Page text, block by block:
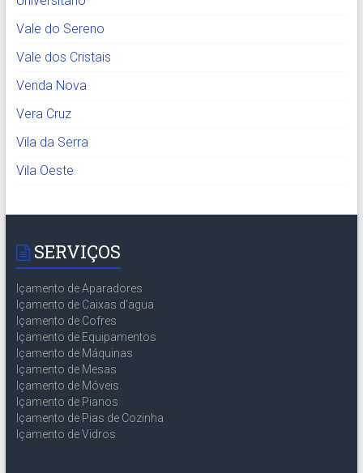
Vale do Sereno
Vale dos Cristais
Venda Nova
Vera Cruz
Vila da Serra
Vila Oeste
SERVIÇOS
Içamento de Aparadores
Içamento de Caixas d’agua
Içamento de Cofres
Içamento de Equipamentos
Içamento de Máquinas
Içamento de Mesas
Içamento de Móveis
Içamento de Pianos
Içamento de Pias de Cozinha
Içamento de Vidros